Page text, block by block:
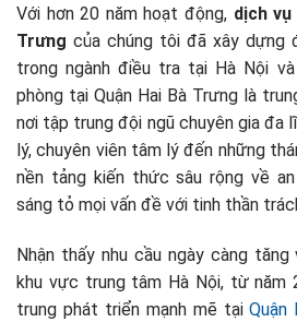
Với hơn 20 năm hoạt động, dịch
Trưng của chúng tôi đã xây dựng
trong ngành điều tra tại Hà Nội
phòng tại Quận Hai Bà Trưng là
nơi tập trung đội ngũ chuyên gia đa
lý, chuyên viên tâm lý đến những
nền tảng kiến thức sâu rộng về
sáng tỏ mọi vấn đề với tinh thần
Nhận thấy nhu cầu ngày càng
khu vực trung tâm Hà Nội, từ năm
trung phát triển mạnh mẽ tạiQuận